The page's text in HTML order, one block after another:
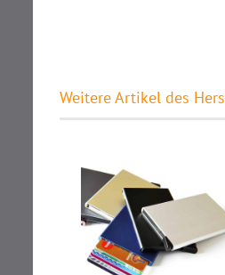
Weitere Artikel des